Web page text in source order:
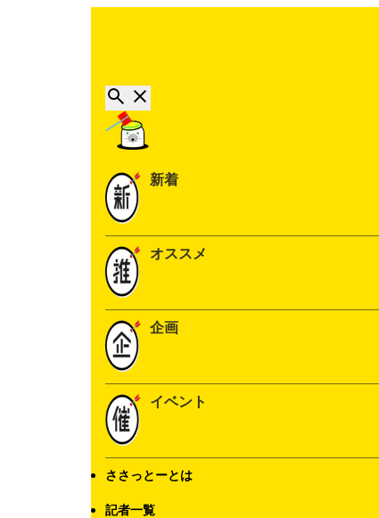
新着
オススメ
企画
イベント
ささっとーとは
記者一覧